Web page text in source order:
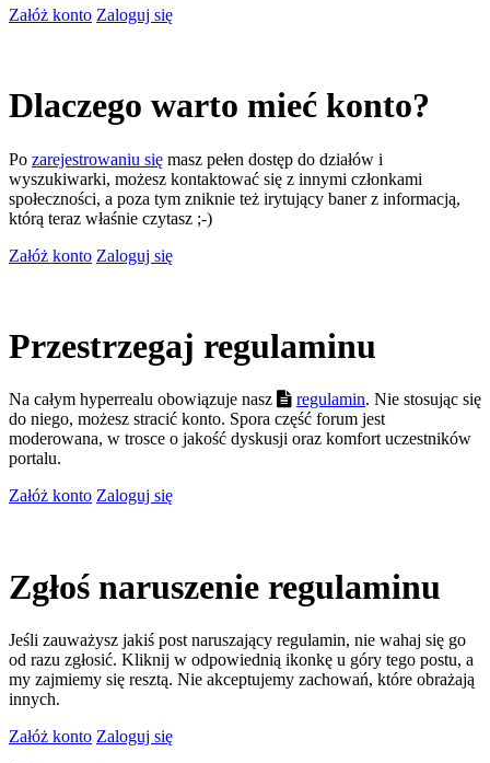
Załóż konto Zaloguj się
Dlaczego warto mieć konto?
Po zarejestrowaniu się masz pełen dostęp do działów i
wyszukiwarki, możesz kontaktować się z innymi członkami
społeczności, a poza tym zniknie też irytujący baner z informacją,
którą teraz właśnie czytasz ;-)
Załóż konto Zaloguj się
Przestrzegaj regulaminu
Na całym hyperrealu obowiązuje nasz regulamin. Nie stosując się
do niego, możesz stracić konto. Spora część forum jest
moderowana, w trosce o jakość dyskusji oraz komfort uczestników
portalu.
Załóż konto Zaloguj się
Zgłoś naruszenie regulaminu
Jeśli zauważysz jakiś post naruszający regulamin, nie wahaj się go
od razu zgłosić. Kliknij w odpowiednią ikonkę u góry tego postu, a
my zajmiemy się resztą. Nie akceptujemy zachowań, które obrażają
innych.
Załóż konto Zaloguj się